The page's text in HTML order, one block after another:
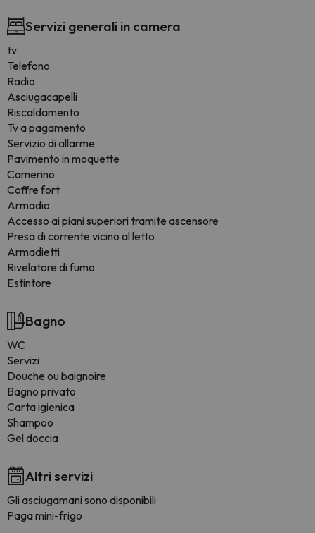
Servizi generali in camera
tv
Telefono
Radio
Asciugacapelli
Riscaldamento
Tv a pagamento
Servizio di allarme
Pavimento in moquette
Camerino
Coffre fort
Armadio
Accesso ai piani superiori tramite ascensore
Presa di corrente vicino al letto
Armadietti
Rivelatore di fumo
Estintore
Bagno
WC
Servizi
Douche ou baignoire
Bagno privato
Carta igienica
Shampoo
Gel doccia
Altri servizi
Gli asciugamani sono disponibili
Paga mini-frigo